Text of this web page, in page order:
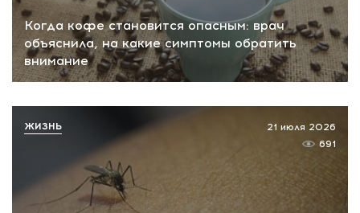
Когда кофе становится опасным: врач
объяснила, на какие симптомы обратить
внимание
21 июля 2026
691
ЖИЗНЬ